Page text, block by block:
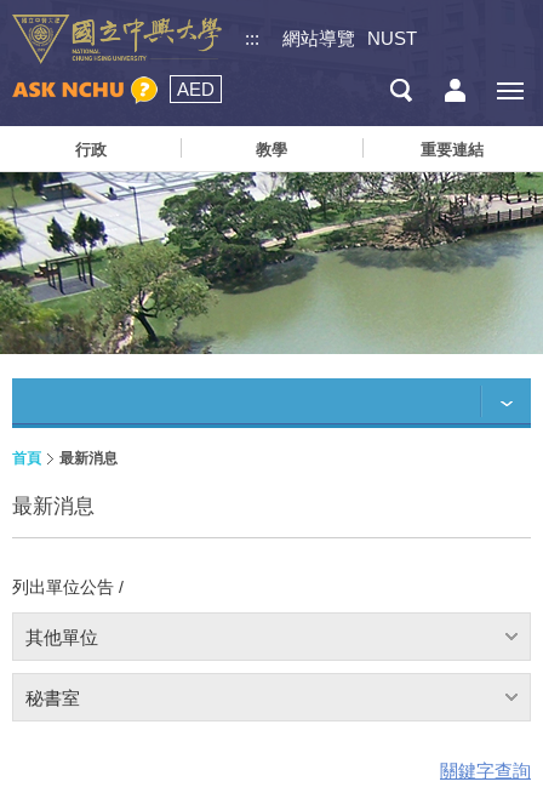
::: 網站導覽 NUST
AED
行政 教學 重要連結
首頁 最新消息
最新消息
列出單位公告 /
其他單位
秘書室
關鍵字查詢